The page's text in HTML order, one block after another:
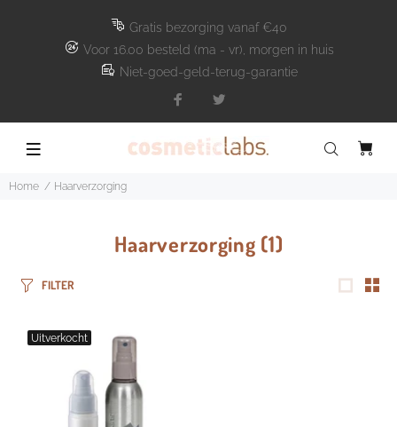
Gratis bezorging vanaf €40
Voor 16.00 besteld (ma - vr), morgen in huis
Niet-goed-geld-terug-garantie
Home Haarverzorging
Haarverzorging (1)
FILTER
Uitverkocht